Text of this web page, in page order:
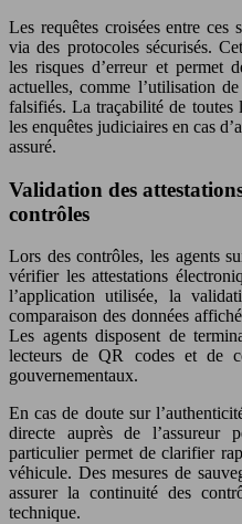
Les requêtes croisées entre ces
via des protocoles sécurisés.
les risques d’erreur et permet
actuelles, comme l’utilisation
falsifiés. La traçabilité de toutes
les enquêtes judiciaires en cas
assuré.
Validation des
contrôles
Lors des contrôles, les agents
vérifier les attestations
l’application utilisée, la
comparaison des données
Les agents disposent de
lecteurs de QR codes et de
gouvernementaux.
En cas de doute sur
directe auprès de l’assureur
particulier permet de clarifier
véhicule. Des mesures de
assurer la continuité des
technique.